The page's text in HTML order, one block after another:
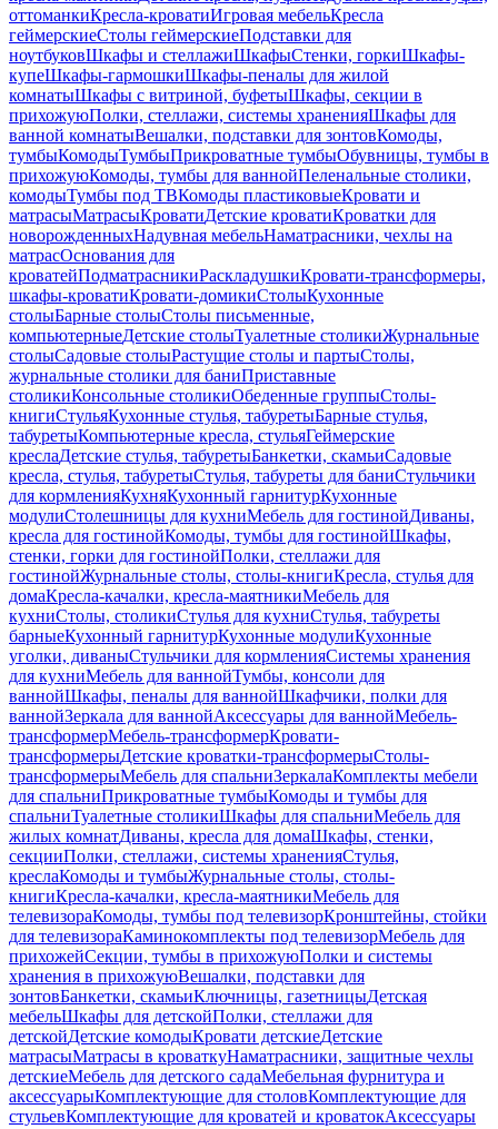
оттоманкиКресла-кроватиИгровая мебельКресла
геймерскиеСтолы геймерскиеПодставки для
ноутбуковШкафы и стеллажиШкафыСтенки, горкиШкафы-
купеШкафы-гармошкиШкафы-пеналы для жилой
комнатыШкафы с витриной, буфетыШкафы, секции в
прихожуюПолки, стеллажи, системы храненияШкафы для
ванной комнатыВешалки, подставки для зонтовКомоды,
тумбыКомодыТумбыПрикроватные тумбыОбувницы, тумбы в
прихожуюКомоды, тумбы для ваннойПеленальные столики,
комодыТумбы под ТВКомоды пластиковыеКровати и
матрасыМатрасыКроватиДетские кроватиКроватки для
новорожденныхНадувная мебельНаматрасники, чехлы на
матрасОснования для
кроватейПодматрасникиРаскладушкиКровати-трансформеры,
шкафы-кроватиКровати-домикиСтолыКухонные
столыБарные столыСтолы письменные,
компьютерныеДетские столыТуалетные столикиЖурнальные
столыСадовые столыРастущие столы и партыСтолы,
журнальные столики для баниПриставные
столикиКонсольные столикиОбеденные группыСтолы-
книгиСтульяКухонные стулья, табуретыБарные стулья,
табуретыКомпьютерные кресла, стульяГеймерские
креслаДетские стулья, табуретыБанкетки, скамьиСадовые
кресла, стулья, табуретыСтулья, табуреты для баниСтульчики
для кормленияКухняКухонный гарнитурКухонные
модулиСтолешницы для кухниМебель для гостинойДиваны,
кресла для гостинойКомоды, тумбы для гостинойШкафы,
стенки, горки для гостинойПолки, стеллажи для
гостинойЖурнальные столы, столы-книгиКресла, стулья для
домаКресла-качалки, кресла-маятникиМебель для
кухниСтолы, столикиСтулья для кухниСтулья, табуреты
барныеКухонный гарнитурКухонные модулиКухонные
уголки, диваныСтульчики для кормленияСистемы хранения
для кухниМебель для ваннойТумбы, консоли для
ваннойШкафы, пеналы для ваннойШкафчики, полки для
ваннойЗеркала для ваннойАксессуары для ваннойМебель-
трансформерМебель-трансформерКровати-
трансформерыДетские кроватки-трансформерыСтолы-
трансформерыМебель для спальниЗеркалаКомплекты мебели
для спальниПрикроватные тумбыКомоды и тумбы для
спальниТуалетные столикиШкафы для спальниМебель для
жилых комнатДиваны, кресла для домаШкафы, стенки,
секцииПолки, стеллажи, системы храненияСтулья,
креслаКомоды и тумбыЖурнальные столы, столы-
книгиКресла-качалки, кресла-маятникиМебель для
телевизораКомоды, тумбы под телевизорКронштейны, стойки
для телевизораКаминокомплекты под телевизорМебель для
прихожейСекции, тумбы в прихожуюПолки и системы
хранения в прихожуюВешалки, подставки для
зонтовБанкетки, скамьиКлючницы, газетницыДетская
мебельШкафы для детскойПолки, стеллажи для
детскойДетские комодыКровати детскиеДетские
матрасыМатрасы в кроваткуНаматрасники, защитные чехлы
детскиеМебель для детского садаМебельная фурнитура и
аксессуарыКомплектующие для столовКомплектующие для
стульевКомплектующие для кроватей и кроватокАксессуары